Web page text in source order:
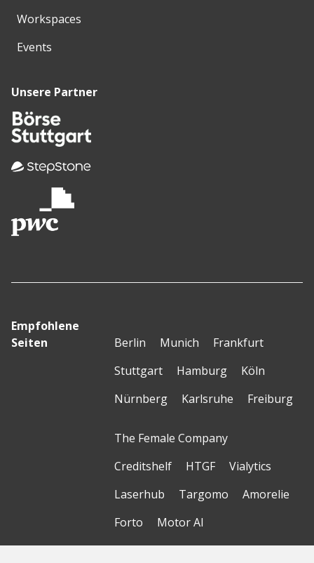
Workspaces
Events
Unsere Partner
Empfohlene
Seiten
Berlin Munich
Frankfurt
Stuttgart
Hamburg
Köln
Nürnberg
Karlsruhe Freiburg
The Female Company
Creditshelf
HTGF
Vialytics
Laserhub
Targomo
Amorelie
Forto
Motor AI